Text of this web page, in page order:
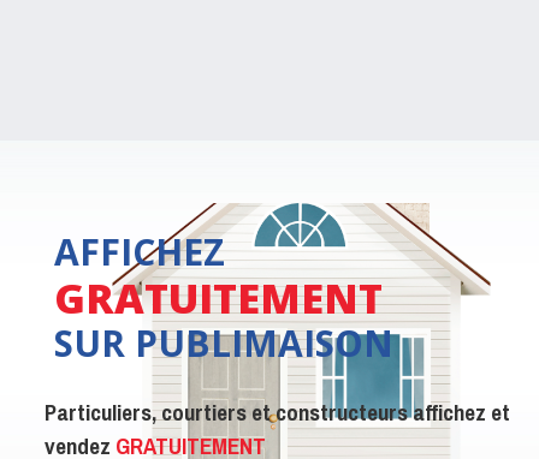
AFFICHEZ
GRATUITEMENT
SUR PUBLIMAISON
Particuliers, courtiers et constructeurs affichez et
vendez GRATUITEMENT